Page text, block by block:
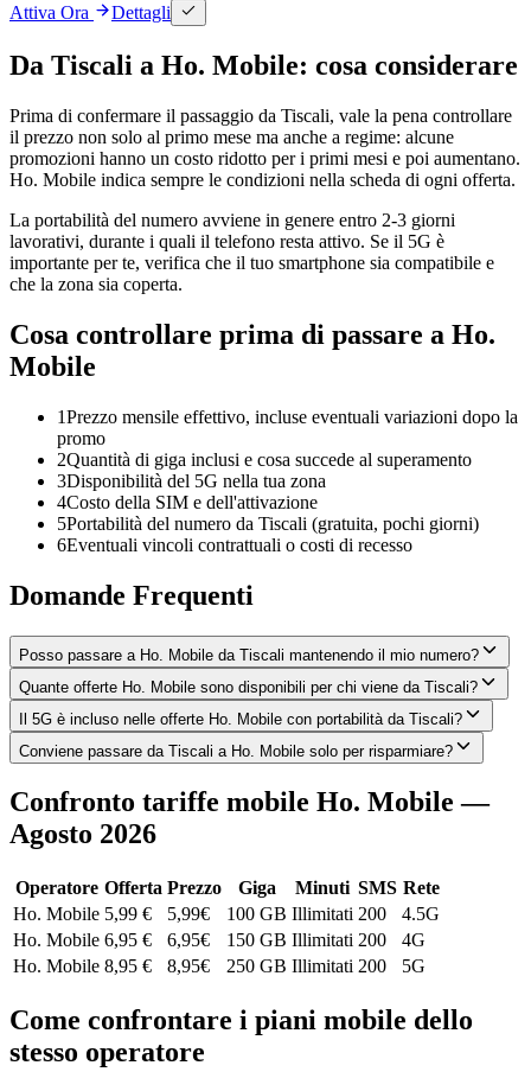
Attiva Ora
Dettagli
Da Tiscali a Ho. Mobile: cosa considerare
Prima di confermare il passaggio da Tiscali, vale la pena controllare
il prezzo non solo al primo mese ma anche a regime: alcune
promozioni hanno un costo ridotto per i primi mesi e poi aumentano.
Ho. Mobile indica sempre le condizioni nella scheda di ogni offerta.
La portabilità del numero avviene in genere entro 2-3 giorni
lavorativi, durante i quali il telefono resta attivo. Se il 5G è
importante per te, verifica che il tuo smartphone sia compatibile e
che la zona sia coperta.
Cosa controllare prima di passare a Ho.
Mobile
1Prezzo mensile effettivo, incluse eventuali variazioni dopo la
promo
2Quantità di giga inclusi e cosa succede al superamento
3Disponibilità del 5G nella tua zona
4Costo della SIM e dell'attivazione
5Portabilità del numero da Tiscali (gratuita, pochi giorni)
6Eventuali vincoli contrattuali o costi di recesso
Domande Frequenti
Posso passare a Ho. Mobile da Tiscali mantenendo il mio numero?
Quante offerte Ho. Mobile sono disponibili per chi viene da Tiscali?
Il 5G è incluso nelle offerte Ho. Mobile con portabilità da Tiscali?
Conviene passare da Tiscali a Ho. Mobile solo per risparmiare?
Confronto tariffe mobile Ho. Mobile —
Agosto 2026
Operatore Offerta Prezzo Giga Minuti SMS Rete
Ho. Mobile 5,99 € 5,99€ 100 GB Illimitati 200
4.5G
Ho. Mobile 6,95 € 6,95€ 150 GB Illimitati 200
4G
Ho. Mobile 8,95 € 8,95€ 250 GB Illimitati 200 5G
Come confrontare i piani mobile dello
stesso operatore